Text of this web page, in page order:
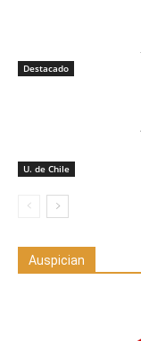
Destacado
U. de Chile
Auspician